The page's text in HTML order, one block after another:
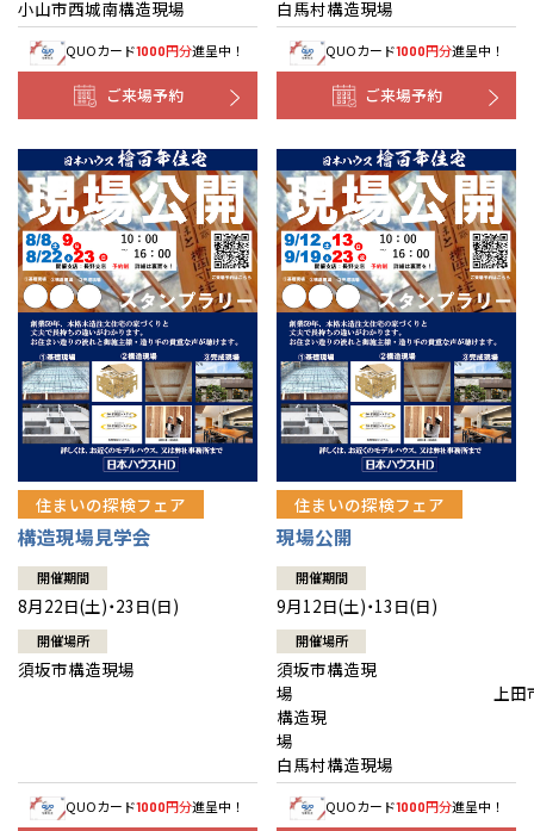
小山市西城南構造現場
QUOカード1000円分進呈中！
ご来場予約
白馬村構造現場
QUOカード1000円分進呈中！
ご来場予約
住まいの探検フェア
構造現場見学会
開催期間
8月22日(土)・23日(日)
開催場所
須坂市構造現場
QUOカード1000円分進呈中！
住まいの探検フェア
現場公開
開催期間
9月12日(土)・13日(日)
開催場所
須坂市構造現
場 上田
構造現
白馬村構造現場
QUOカード1000円分進呈中！